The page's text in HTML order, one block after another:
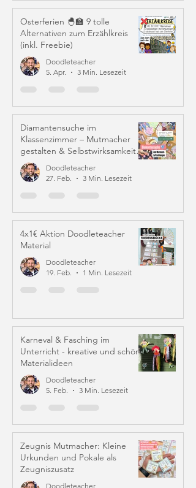
Osterferien 🐣🏫 9 tolle
Alternativen zum Erzählkreis
(inkl. Freebie)
Doodleteacher
5. Apr.
3 Min. Lesezeit
Diamantensuche im
Klassenzimmer – Mutmacher
gestalten & Selbstwirksamkeit
stärken Doodleteacher
27. Feb.
3 Min. Lesezeit
4x1€ Aktion Doodleteacher
Material
Doodleteacher
19. Feb.
1 Min. Lesezeit
Karneval & Fasching im
Unterricht - kreative und schöne
Materialideen
Doodleteacher
5. Feb.
3 Min. Lesezeit
Zeugnis Mutmacher: Kleine
Urkunden und Pokale als
Zeugniszusatz
Doodleteacher